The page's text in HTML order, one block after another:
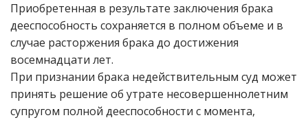
Приобретенная в результате заключения брака
дееспособность сохраняется в полном объеме и в
случае расторжения брака до достижения
восемнадцати лет.
При признании брака недействительным суд может
принять решение об утрате несовершеннолетним
супругом полной дееспособности с момента,